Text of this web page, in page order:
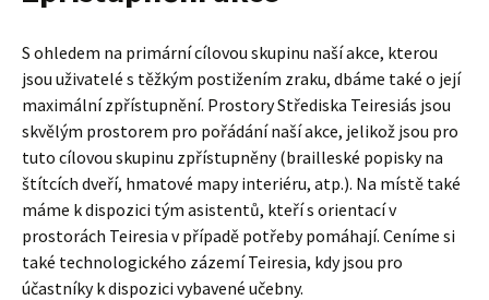
S ohledem na primární cílovou skupinu naší akce, kterou
jsou uživatelé s těžkým postižením zraku, dbáme také o její
maximální zpřístupnění. Prostory Střediska Teiresiás jsou
skvělým prostorem pro pořádání naší akce, jelikož jsou pro
tuto cílovou skupinu zpřístupněny (brailleské popisky na
štítcích dveří, hmatové mapy interiéru, atp.). Na místě také
máme k dispozici tým asistentů, kteří s orientací v
prostorách Teiresia v případě potřeby pomáhají. Ceníme si
také technologického zázemí Teiresia, kdy jsou pro
účastníky k dispozici vybavené učebny.